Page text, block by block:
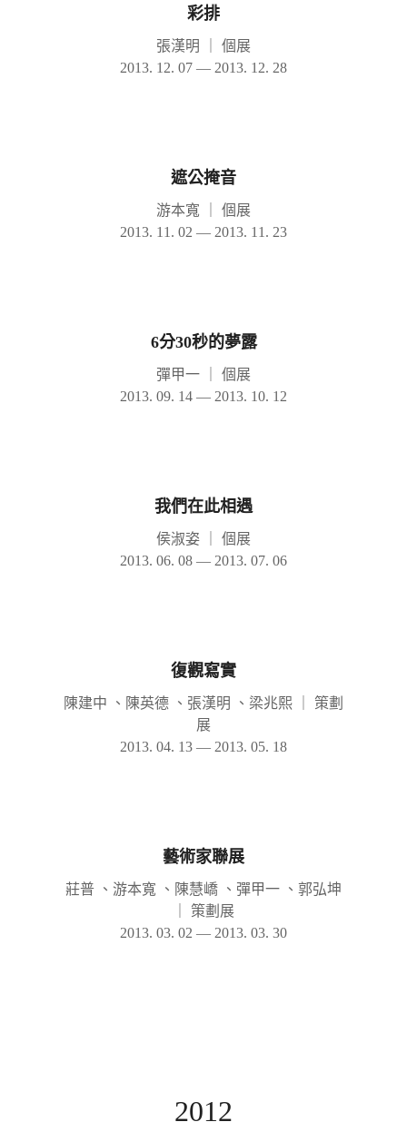
彩排
張漢明
個展
2013. 12. 07 — 2013. 12. 28
遮公掩音
游本寬
個展
2013. 11. 02 — 2013. 11. 23
6分30秒的夢露
彈甲一
個展
2013. 09. 14 — 2013. 10. 12
我們在此相遇
侯淑姿
個展
2013. 06. 08 — 2013. 07. 06
復觀寫實
陳建中 、陳英德 、張漢明 、梁兆熙
策劃
展
2013. 04. 13 — 2013. 05. 18
藝術家聯展
莊普 、游本寬 、陳慧嶠 、彈甲一 、郭弘坤
策劃展
2013. 03. 02 — 2013. 03. 30
2012